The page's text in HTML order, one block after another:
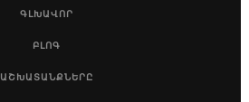
ԳԼԽԱՎՈՐ
ԲԼՈԳ
ԱՇԽԱՏԱՆՔՆԵՐԸ